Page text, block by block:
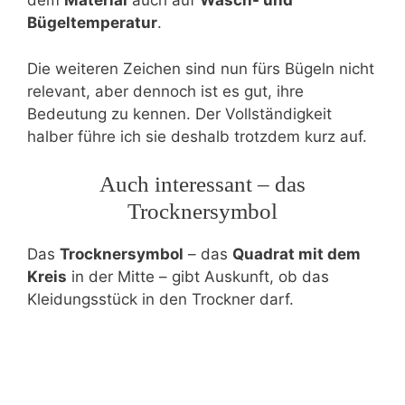
Bügeltemperatur.
Die weiteren Zeichen sind nun fürs Bügeln nicht
relevant, aber dennoch ist es gut, ihre
Bedeutung zu kennen. Der Vollständigkeit
halber führe ich sie deshalb trotzdem kurz auf.
Auch interessant – das
Trocknersymbol
Das Trocknersymbol – das Quadrat mit dem
Kreis in der Mitte – gibt Auskunft, ob das
Kleidungsstück in den Trockner darf.